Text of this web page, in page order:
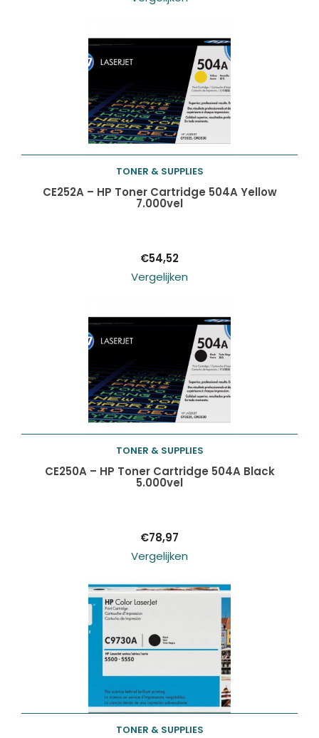
Toevoegen aan
TONER & SUPPLIES
CE252A – HP Toner Cartridge 504A Yellow
7.000vel
€54,52
Vergelijken
Toevoegen aan
TONER & SUPPLIES
CE250A – HP Toner Cartridge 504A Black
5.000vel
€78,97
Vergelijken
TONER & SUPPLIES